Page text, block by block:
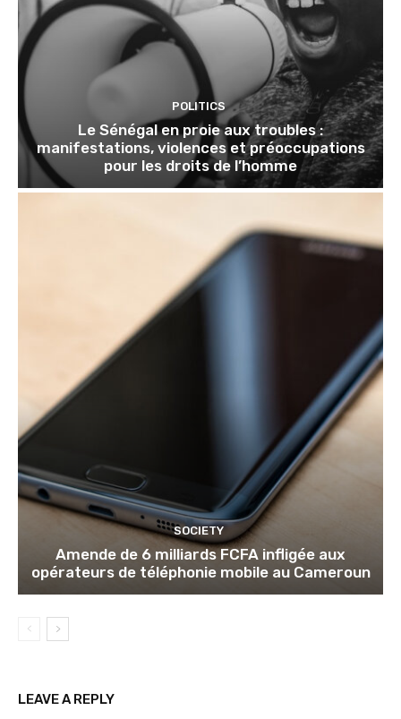
POLITICS
Le Sénégal en proie aux troubles :
manifestations, violences et préoccupations
pour les droits de l’homme
SOCIETY
Amende de 6 milliards FCFA infligée aux
opérateurs de téléphonie mobile au Cameroun
LEAVE A REPLY